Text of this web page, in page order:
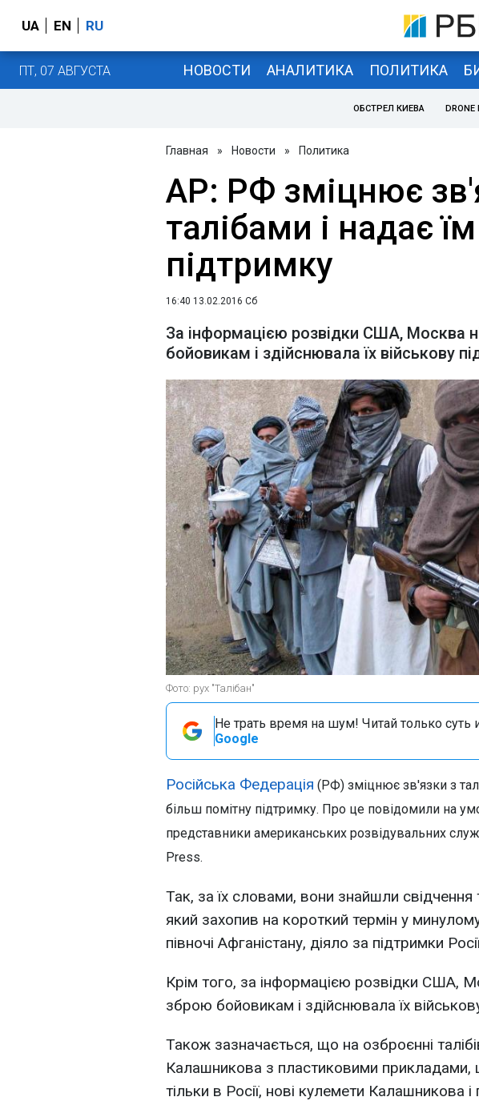
UA EN RU
ПТ, 07 АВГУСТА НОВОСТИ АНАЛИТИКА ПОЛИТИКА
ОБСТРЕЛ КИЕВА DRONE
Главная » Новости » Политика
AP: РФ зміцнює
талібами і надає їм
підтримку
16:40 13.02.2016 Сб
За інформацією розвідки США, Москва
бойовикам і здійснювала їх військову
Фото: рух "Талібан"
Не трать время на шум! Читай только суть
Google
Російська Федерація (РФ) зміцнює зв'язки з
більш помітну підтримку. Про це повідомили на
представники американських розвідувальних
Press.
Так, за їх словами, вони знайшли свідчення
який захопив на короткий термін у
півночі Афганістану, діяло за підтримки
Крім того, за інформацією розвідки США,
зброю бойовикам і здійснювала їх
Також зазначається, що на озброєнні
Калашникова з пластиковими
тільки в Росії, нові кулемети Калашникова і